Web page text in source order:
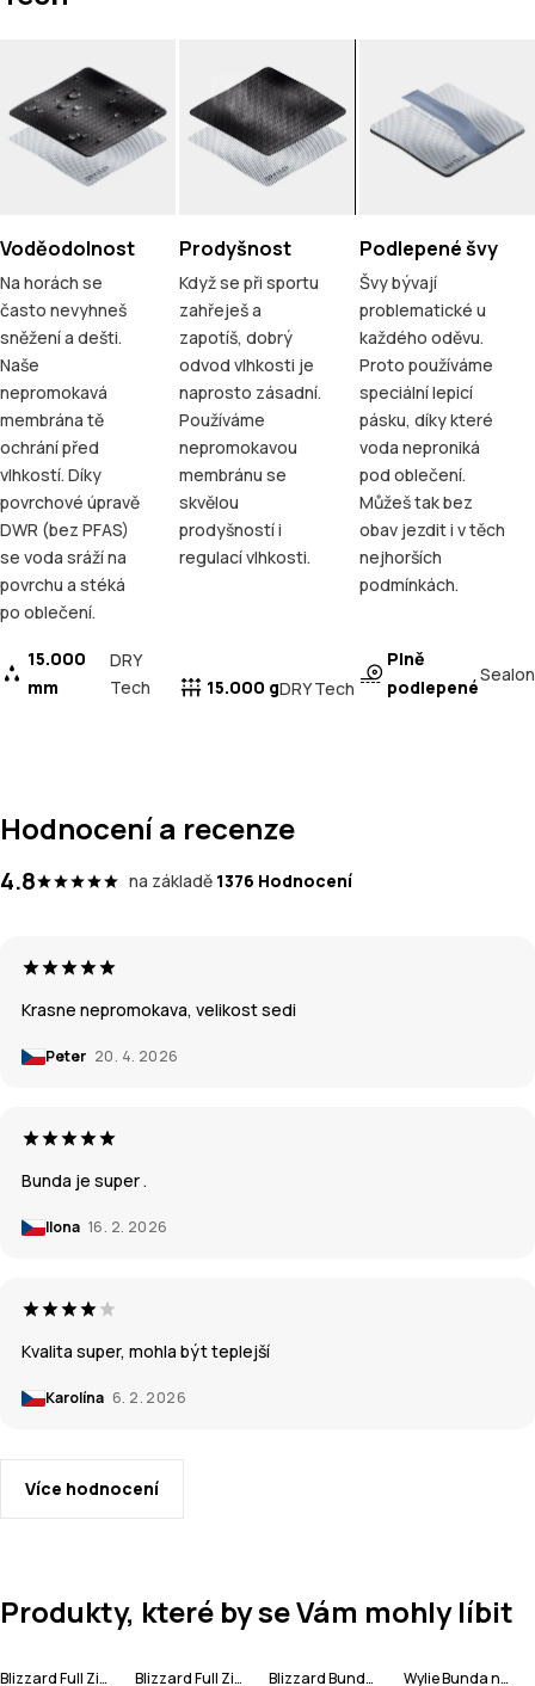
Voděodolnost
Na horách se
často nevyhneš
sněžení a dešti.
Naše
nepromokavá
membrána tě
ochrání před
vlhkostí. Díky
povrchové úpravě
DWR (bez PFAS)
se voda sráží na
povrchu a stéká
po oblečení.
15.000
mm
DRY
Tech
Prodyšnost
Když se při sportu
zahřeješ a
zapotíš, dobrý
odvod vlhkosti je
naprosto zásadní.
Používáme
nepromokavou
membránu se
skvělou
prodyšností i
regulací vlhkosti.
15.000 gDRY Tech
Podlepené švy
Švy bývají
problematické u
každého oděvu.
Proto používáme
speciální lepicí
pásku, díky které
voda neproniká
pod oblečení.
Můžeš tak bez
obav jezdit i v těch
nejhorších
podmínkách.
Plně
podlepené
Sealon
Hodnocení a recenze
4.8 na základě 1376 Hodnocení
Krasne nepromokava, velikost sedi
Peter 20. 4. 2026
Bunda je super .
Ilona 16. 2. 2026
Kvalita super, mohla být teplejší
Karolína 6. 2. 2026
Více hodnocení
Produkty, které by se Vám mohly líbit
Blizzard Full Zip Bunda na Snowboard Men
Blizzard Full Zip Bunda na Snowboard Men
Blizzard Bunda na Snowboard Men
Wylie Bunda na Snowboard Men